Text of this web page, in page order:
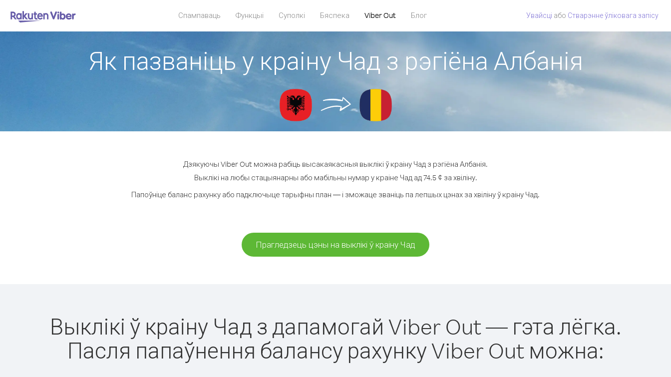
Спампаваць Функцыі Суполкі Бяспека Viber Out Блог Увайсці або Стварэнне ўліковага запісу
Як пазваніць у краіну Чад з рэгіёна Албанія
Дзякуючы Viber Out можна рабіць высакаякасныя выклікі ў краіну Чад з рэгіёна Албанія.
Выклікі на любы стацыянарны або мабільны нумар у краіне Чад ад 74.5 ¢ за хвіліну.
Папоўніце баланс рахунку або падключыце тарыфны план — і зможаце званіць па лепшых цэнах за хвіліну ў краіну Чад.
Прагледзець цэны на выклікі ў краіну Чад
Выклікі ў краіну Чад з дапамогай Viber Out — гэта лёгка.
Пасля папаўнення балансу рахунку Viber Out можна: